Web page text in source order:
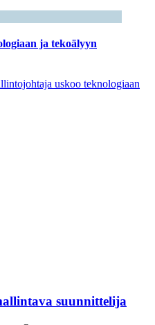
ja tekoälyyn
uskoo teknologiaan
suunnittelija